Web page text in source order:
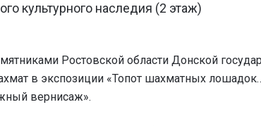
культурного наследия (2 этаж)
Ростовской области Донской
в экспозиции «Топот шахматных
вернисаж».